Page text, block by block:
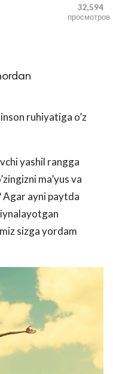
32,594
просмотров
ruhiyatiga o’z
yashil rangga
ma’yus va
Agar ayni paytda
sizga yordam